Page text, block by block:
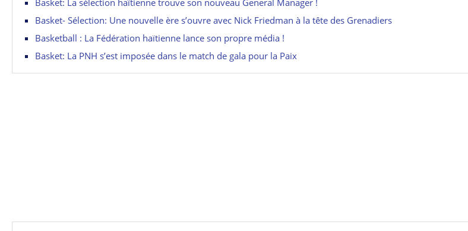
Basket: La sélection haïtienne trouve son nouveau General Manager !
Basket- Sélection: Une nouvelle ère s’ouvre avec Nick Friedman à la tête des Grenadiers
Basketball : La Fédération haïtienne lance son propre média !
Basket: La PNH s’est imposée dans le match de gala pour la Paix